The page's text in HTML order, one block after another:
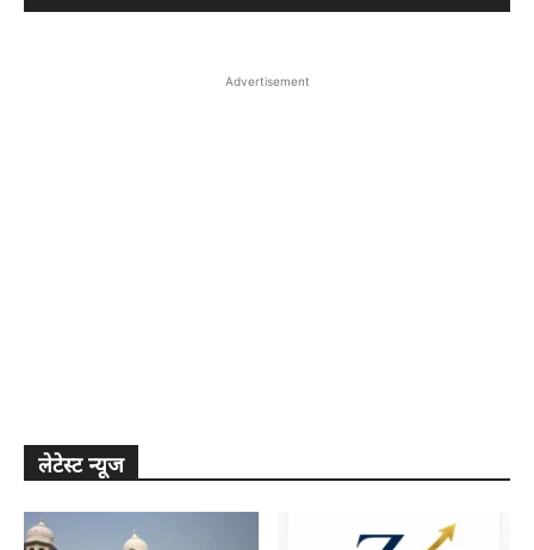
Advertisement
लेटेस्ट न्यूज